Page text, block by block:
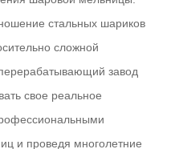
стальных шариков
сложной
завод
свое реальное
и проведя многолетние